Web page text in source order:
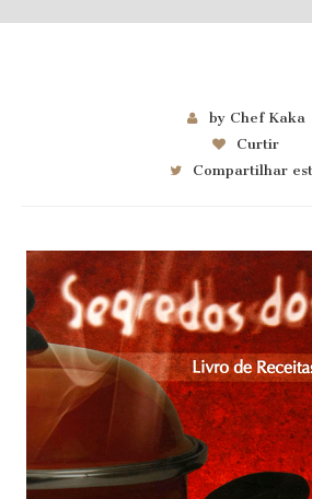
by Chef Kaka
Curtir
Compartilhar